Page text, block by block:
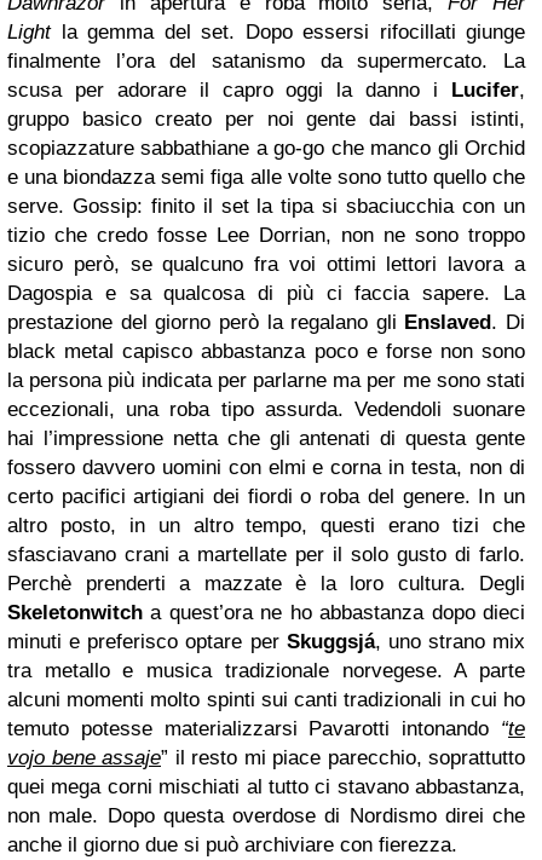
Lightla gemma del set. Dopo essersi rifocillati giunge
finalmente l’ora del satanismo da supermercato. La
scusa per adorare il capro oggi la danno i
Lucifer,
gruppo basico creato per noi gente dai bassi istinti,
scopiazzature sabbathiane a go-go che manco gli Orchid
e una biondazza semi figa alle volte sono tutto quello che
serve. Gossip: finito il set la tipa si sbaciucchia con un
tizio che credo fosse Lee Dorrian, non ne sono troppo
sicuro però, se qualcuno fra voi ottimi lettori lavora a
Dagospia e sa qualcosa di più ci faccia sapere. La
prestazione del giorno però la regalano gli Enslaved . Di
black metal capisco abbastanza poco e forse non sono
la persona più indicata per parlarne ma per me sono stati
eccezionali, una roba tipo assurda. Vedendoli suonare
hai l’impressione netta che gli antenati di questa gente
fossero davvero uomini con elmi e corna in testa, non di
certo pacifici artigiani dei fiordi o roba del genere. In un
altro posto, in un altro tempo, questi erano tizi che
sfasciavano crani a martellate per il solo gusto di farlo.
Perchè prenderti a mazzate è la loro cultura. Degli
Skeletonwitch a quest’ora ne ho abbastanza dopo dieci
minuti e preferisco optare per Skuggsjá, uno strano mix
tra metallo e musica tradizionale norvegese. A parte
alcuni momenti molto spinti sui canti tradizionali in cui ho
temuto potesse materializzarsi Pavarotti intonando “te
vojo bene assaje” il resto mi piace parecchio, soprattutto
quei mega corni mischiati al tutto ci stavano abbastanza,
non male. Dopo questa overdose di Nordismo direi che
anche il giorno due si può archiviare con fierezza.